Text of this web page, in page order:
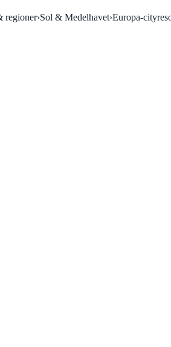
regioner›Sol & Medelhavet›Europa-